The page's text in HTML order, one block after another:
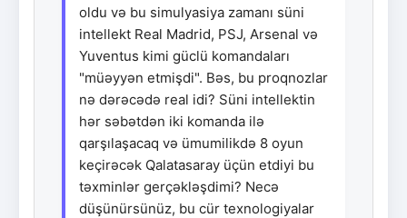
oldu və bu simulyasiya zamanı süni
intellekt Real Madrid, PSJ, Arsenal və
Yuventus kimi güclü komandaları
"müəyyən etmişdi". Bəs, bu proqnozlar
nə dərəcədə real idi? Süni intellektin
hər səbətdən iki komanda ilə
qarşılaşacaq və ümumilikdə 8 oyun
keçirəcək Qalatasaray üçün etdiyi bu
təxminlər gerçəkləşdimi? Necə
düşünürsünüz, bu cür texnologiyalar